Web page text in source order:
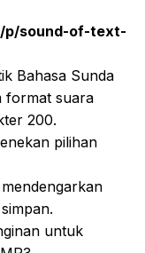
p/sound-of-text-
Bahasa Sunda
format suara
200.
pilihan
untuk